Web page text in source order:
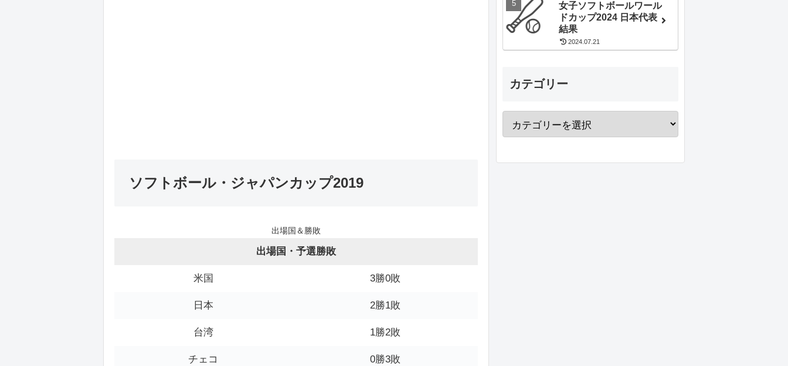
ソフトボール・ジャパンカップ2019
出場国＆勝敗
出場国・予選勝敗
米国 3勝0敗
日本 2勝1敗
台湾 1勝2敗
チェコ 0勝3敗
女子ソフトボールワール
ドカップ2024 日本代表
結果
2024.07.21
カテゴリー